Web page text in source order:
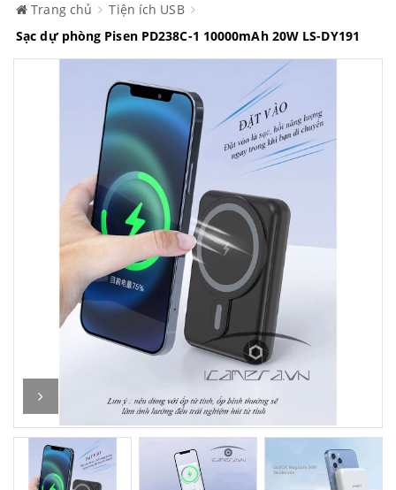
Trang chủ
Tiện ích USB
Sạc dự phòng Pisen PD238C-1 10000mAh 20W LS-DY191